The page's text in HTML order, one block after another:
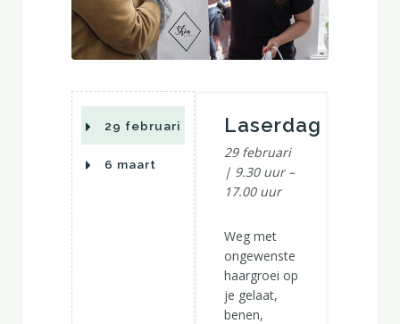
29 februari
6 maart
Laserdag
29 februari
| 9.30 uur –
17.00 uur
Weg met
ongewenste
haargroei op
je gelaat,
benen,